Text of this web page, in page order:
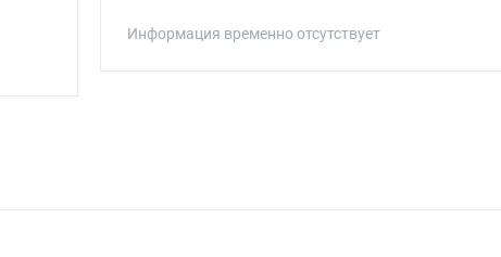
Информация временно отсутствует